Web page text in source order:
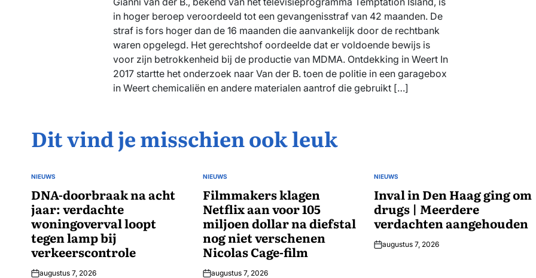
in hoger beroep veroordeeld tot een gevangenisstraf van 42 maanden. De
straf is fors hoger dan de 16 maanden die aanvankelijk door de rechtbank
waren opgelegd. Het gerechtshof oordeelde dat er voldoende bewijs is
voor zijn betrokkenheid bij de productie van MDMA. Ontdekking in Weert In
2017 startte het onderzoek naar Van der B. toen de politie in een garagebox
in Weert chemicaliën en andere materialen aantrof die gebruikt […]
Dit vind je misschien ook leuk
GEPLAATST
NIEUWS
DNA-doorbraak na acht
jaar: verdachte
woningoverval loopt
tegen lamp bij
verkeerscontrole
augustus 7, 2026
GEPLAATST
NIEUWS
Filmmakers klagen
Netflix aan voor 105
miljoen dollar na diefstal
nog niet verschenen
Nicolas Cage-film
augustus 7, 2026
GEPLAATST
NIEUWS
Inval in Den Haag ging om
drugs | Meerdere
verdachten aangehouden
augustus 7, 2026